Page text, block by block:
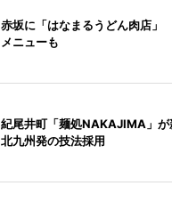
赤坂に「はなまるうどん肉店」
メニューも
紀尾井町「麺処NAKAJIMA」
北九州発の技法採用